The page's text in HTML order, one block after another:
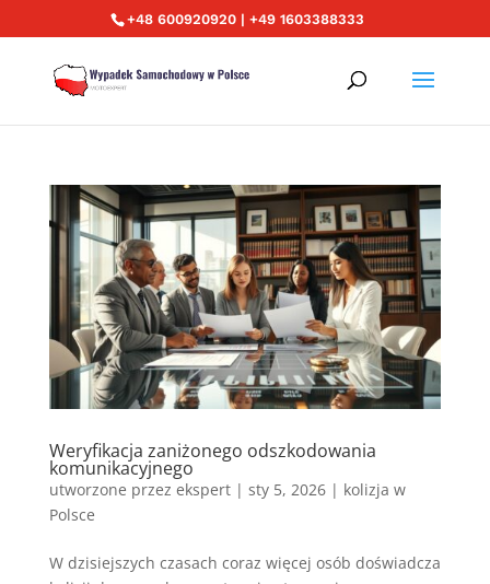
+48 600920920 | +49 1603388333
Weryfikacja zaniżonego odszkodowania
komunikacyjnego
utworzone przez ekspert| sty 5, 2026| kolizja w
Polsce
W dzisiejszych czasach coraz więcej osób doświadcza